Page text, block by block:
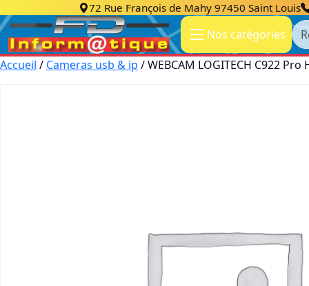
72 Rue François de Mahy 97450 Saint Louis
Nos catégories
Accueil / Cameras usb & ip / WEBCAM LOGITECH C922